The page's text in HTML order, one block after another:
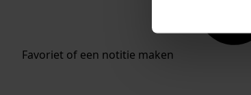
Favoriet of een notitie maken